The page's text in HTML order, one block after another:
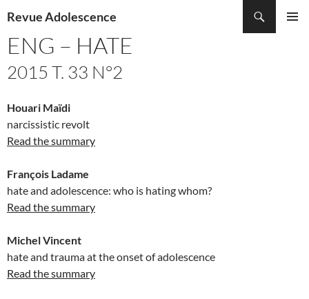
Revue Adolescence
AU
CONTENU
ENG – HATE
2015 T. 33 N°2
Houari Maïdi
narcissistic revolt
Read the summary
François Ladame
hate and adolescence: who is hating whom?
Read the summary
Michel Vincent
hate and trauma at the onset of adolescence
Read the summary